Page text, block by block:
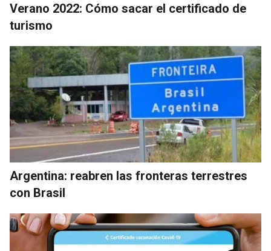
Verano 2022: Cómo sacar el certificado de
turismo
Argentina: reabren las fronteras terrestres
con Brasil